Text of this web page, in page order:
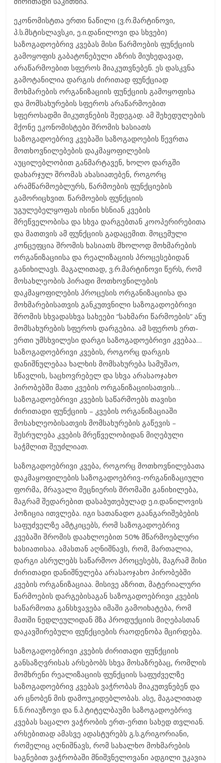
ეკონომისტთა ერთი ნაწილი (ვ.რ.მარტინოვი,
პ.ს.მსტისლავსკი, ე.ი.დანილოვი და სხვები)
საზოგადოებრივ კვებას მისი წარმოების ფუნქციის
გამოყოფის გაბატონებული აზრის მიუხედავად,
არაწარმოებით სფეროს მიაკუთვნებენ. ეს დასკვნა
გამოტანილია დარგის ძირითად ფუნქციად
მოხმარების ორგანიზაციის ფუნქციის გამოყოფისა
და მომსახურების სფეროს არაწარმოებით
სფეროსადმი მიკუთვნების შედეგად. ამ შეხედულების
მქონე ეკონომისტები შრომის ხასიათს
საზოგადოებრივ კვებაში საზოგადოების წევრთა
მოთხოვნილებების დაკმაყოფილების
აუცილებლობით განმარტავენ, ხოლო დარგში
დახარჯულ შრომას ახასიათებენ, როგორც
არამწარმოებლურს, წარმოების ფუნქციების
გამორიცხვით. წარმოების ფუნქციის
უგულებელყოფას ისინი ხსნიან კვების
მრეწველობისა და სხვა დარგებთან კოოპერირებითა
და მათთვის ამ ფუნქციის გადაცემით. მოცემული
კონცეფცია შრომის ხასიათს მხოლოდ მოხმარების
ორგანიზაციისა და რეალიზაციის პროცესებიდან
განიხილავს. მაგალითად, ვ.რ.მარტინოვი წერს, რომ
მოსახლეობის პირადი მოთხოვნილების
დაკმაყოფილების პროცესის ორგანიზაციისა და
მოხმარებისათვის განკუთვნილი საზოგადოებრივი
შრომის სხვადასხვა სახეები “სახმარი წარმოების” ანუ
მომსახურების სფეროს დარგებია. ამ სფეროს ერთ-
ერთი უმსხვილესი დარგი საზოგადოებრივი კვებაა…
საზოგადოებრივი კვების, როგორც დარგის
დანიშნულებაა ხალხის მომსახურება სამუშაო,
სწავლის, საცხოვრებელ და სხვა არასაოჯახო
პირობებში მათი კვების ორგანიზაციისათვის…
საზოგადოებრივი კვების საწარმოებს თავისი
ძირითადი ფუნქციის – კვების ორგანიზაციაში
მოსახლეობისათვის მომსახურების გაწევის –
შესრულება კვების მრეწველობიდან მიღებული
საჭმლით შეუძლიათ.
საზოგადოებრივი კვება, როგორც მოთხოვნილებათა
დაკმაყოფილების საზოგადოებრივ-ორგანიზაციული
ფორმა, მრავალი მეცნიერის შრომაში განიხილება,
მაგრამ შედარებით დასაბუთებულად ე.ი.დანილოვის
პოზიცია ითვლება. იგი სათანადო გაანგარიშებების
საფუძველზე ამტკიცებს, რომ საზოგადოებრივ
კვებაში შრომის დაახლოებით 50% მწარმოებლური
ხასიათისაა. ამასთან აღნიშნავს, რომ, მართალია,
დარგი ასრულებს საწარმოო პროცესებს, მაგრამ მისი
ძირითადი დანიშნულება არასაოჯახო პირობებში
კვების ორგანიზაციაა. მისივე აზრით, მატერიალური
წარმოების დარგებისაგან საზოგადოებრივი კვების
საწარმოთა განსხვავება იმაში გამოიხატება, რომ
მათში ნედლეულიდან მზა პროდუქციის მიღებასთან
დაკავშირებული ფუნქციების რაოდენობა მცირდება.
საზოგადოებრივი კვების ძირითადი ფუნქციის
განსაზღვრისას არსებობს სხვა მოსაზრებაც, რომლის
მომხრენი რეალიზაციის ფუნქციის საფუძველზე
საზოგადოებრივ კვებას ვაჭრობას მიაკუთვნებენ და
არ ცნობენ მის დამოუკიდებლობას. ასე, მაგალითად
ნ.ნ.რიაუზოვი და ნ.პ.ტიტელბაუმი საზოგადოებრივ
კვებას საცალო ვაჭრობის ერთ-ერთი სახედ თვლიან.
არსებითად ამასვე ადასტურებს გ.ს.გრიგორიანი,
რომელიც აღნიშნავს, რომ სახალხო მოხმარების
საგნებით ვაჭრობაში მნიშვნელოვანი ადგილი უკავია